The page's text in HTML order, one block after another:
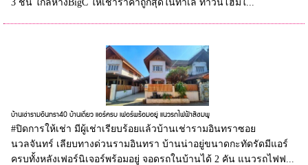
3 ชั้น ใกล้ห้างBigC ให้เช่าราคาถูกสุดในทำเล ทาวน์โฮมใ...
บ้านเช่ารามอินทรา40 บ้านเดี่ยว แอร์ครบ เฟอร์พร้อมอยู่ แนวรถไฟฟ้าสีชมพู
#ปิดการให้เช่า มีผู้เช่าเรียบร้อยแล้วบ้านเช่ารามอินทราซอย
นวลจันทร์ เลียบทางด่วนรามอินทรา บ้านน่าอยู่ขนาดกะทัดรัดมีแอร์
ครบทั้งหลังเฟอร์นิเจอร์พร้อมอยู่ จอดรถในบ้านได้ 2 คัน แนวรถไฟฟ...